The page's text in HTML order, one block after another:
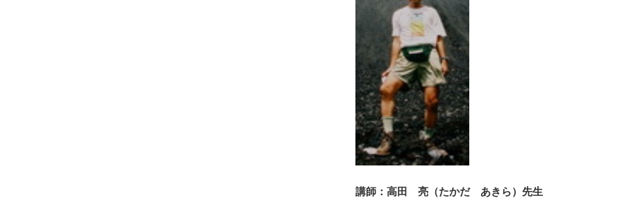
講師：高田 亮（たかだ あきら）先生